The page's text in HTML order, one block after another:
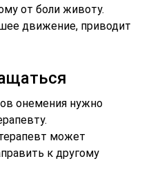
от боли животу.
движение, приводит
онемения нужно
может
к другому